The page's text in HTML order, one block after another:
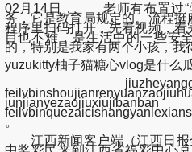
02月14日， 老师有布置过“
务，它是教育局规定的。流程
程序里扫码打开，先看视频，
目也不难，是生活中的一些安
的，特别是我家有两个小孩，我
yuzukitty柚子猫糖心vlog是什么
。
江西新闻客户端（江西日报